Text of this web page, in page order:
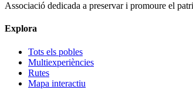
Associació dedicada a preservar i promoure el
Explora
Tots els pobles
Multiexperiències
Rutes
Mapa interactiu